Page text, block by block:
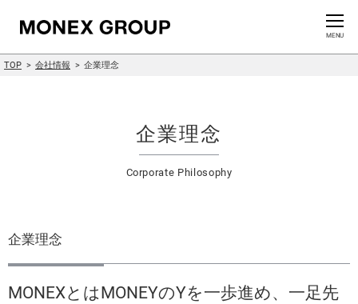
CLOSE
MENU
TOP 会社情報 企業理念
企業理念
Corporate Philosophy
企業理念
MONEXとはMONEYのYを一歩進め、一足先
サステナビリティ情報
イノベーション
お問い合わせ